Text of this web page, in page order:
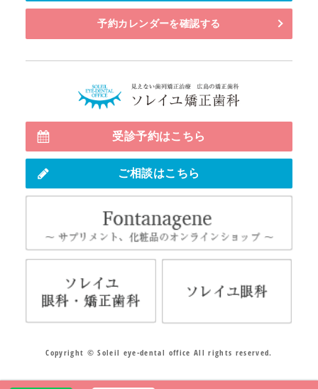
予約カレンダーを確認する
受診予約はこちら
ご相談はこちら
Copyright © Soleil eye-dental office All rights reserved.